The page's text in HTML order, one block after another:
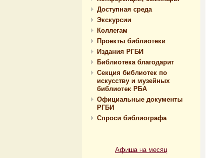
Доступная среда
Экскурсии
Коллегам
Проекты библиотеки
Издания РГБИ
Библиотека благодарит
Секция библиотек по
искусству и музейных
библиотек РБА
Официальные документы
РГБИ
Спроси библиографа
Афиша на месяц